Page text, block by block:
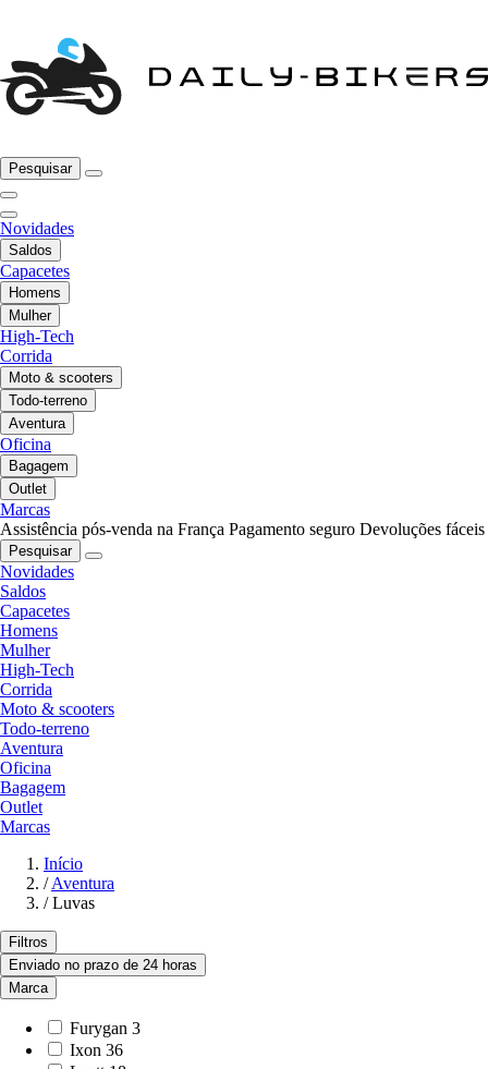
Pesquisar
Novidades
Saldos
Capacetes
Homens
Mulher
High-Tech
Corrida
Moto & scooters
Todo-terreno
Aventura
Oficina
Bagagem
Outlet
Marcas
Assistência pós-venda na França Pagamento seguro Devoluções fáceis
Pesquisar
Novidades
Saldos
Capacetes
Homens
Mulher
High-Tech
Corrida
Moto & scooters
Todo-terreno
Aventura
Oficina
Bagagem
Outlet
Marcas
Início
/ Aventura
/ Luvas
Filtros
Enviado no prazo de 24 horas
Marca
Furygan 3
Ixon 36